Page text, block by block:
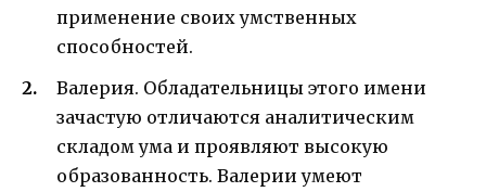
применение своих умственных
способностей.
Валерия. Обладательницы этого имени
зачастую отличаются аналитическим
складом ума и проявляют высокую
образованность. Валерии умеют